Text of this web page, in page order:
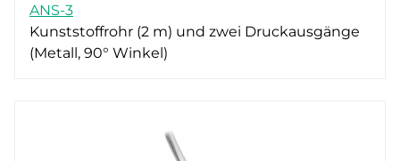
ANS-3
Kunststoffrohr (2 m) und zwei Druckausgänge
(Metall, 90° Winkel)